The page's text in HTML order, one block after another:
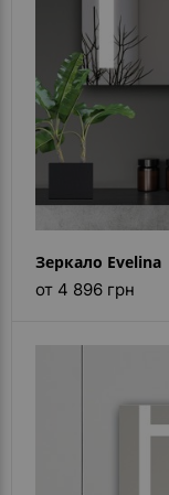
Зеркало Evelina
от 4 896 грн